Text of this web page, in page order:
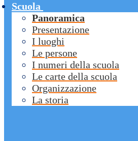
Scuola
Panoramica
Presentazione
I luoghi
Le persone
I numeri della scuola
Le carte della scuola
Organizzazione
La storia